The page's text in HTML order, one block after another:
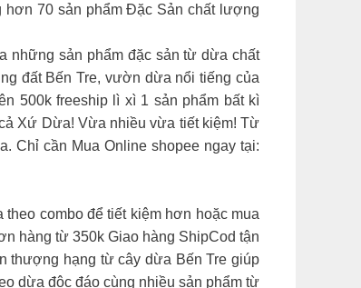
70 sản phẩm Đặc Sản chất lượng
những sản phẩm đặc sản từ dừa chất
đất Bến Tre, vườn dừa nổi tiếng của
500k freeship lì xì 1 sản phẩm bất kì
Xứ Dừa! Vừa nhiều vừa tiết kiệm! Từ
Chỉ cần Mua Online shopee ngay tại:
combo để tiết kiệm hơn hoặc mua
hàng từ 350k Giao hàng ShipCod tận
thượng hạng từ cây dừa Bến Tre giúp
dừa độc đáo cùng nhiều sản phẩm từ